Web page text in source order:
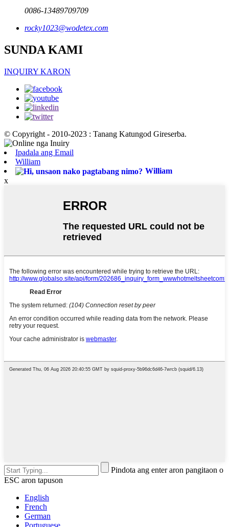
0086-13489709709
rocky1023@wodetex.com
SUNDA KAMI
INQUIRY KARON
© Copyright - 2010-2023 : Tanang Katungod Gireserba.
Ipadala ang Email
William
William
x
Pindota ang enter aron pangitaon o
ESC aron tapuson
English
French
German